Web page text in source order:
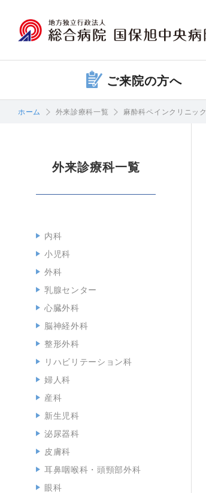
ご来院の方へ
ホーム 外来診療科一覧 麻酔科ペインクリニック
外来診療科一覧
内科
小児科
外科
乳腺センター
心臓外科
脳神経外科
整形外科
リハビリテーション科
婦人科
産科
新生児科
泌尿器科
皮膚科
耳鼻咽喉科・頭頸部外科
眼科